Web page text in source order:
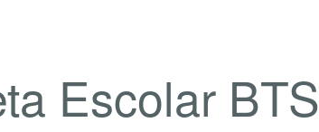
Escolar BTS